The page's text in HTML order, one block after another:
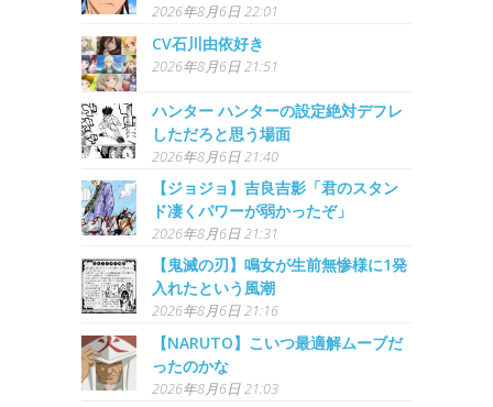
2026年8月6日 22:01
CV石川由依好き
2026年8月6日 21:51
ハンター ハンターの設定絶対デフレ
しただろと思う場面
2026年8月6日 21:40
【ジョジョ】吉良吉影「君のスタン
ド凄くパワーが弱かったぞ」
2026年8月6日 21:31
【鬼滅の刃】鳴女が生前無惨様に1発
入れたという風潮
2026年8月6日 21:16
【NARUTO】こいつ最適解ムーブだ
ったのかな
2026年8月6日 21:03